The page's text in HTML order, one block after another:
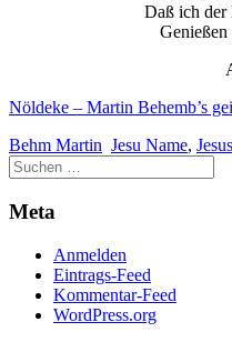
Daß ich der
Nöldeke – Martin Behemb’s
Behm Martin Jesu Name, Jesus
Meta
Anmelden
Eintrags-Feed
Kommentar-Feed
WordPress.org